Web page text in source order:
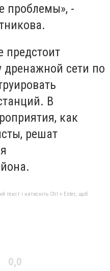
проблемы», -
предстоит
дренажной сети по
В
как
решат
текст і натисніть Ctrl + Enter, щоб
0,0